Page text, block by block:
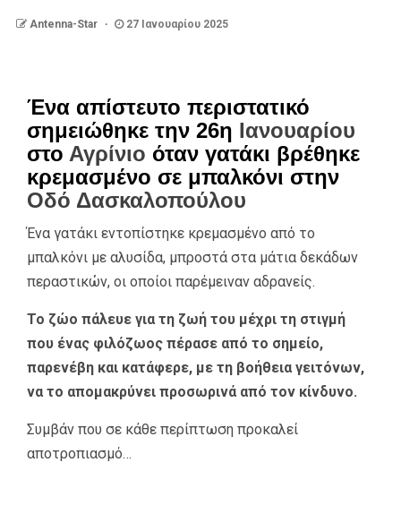
Antenna-Star 27 Ιανουαρίου 2025
Ένα απίστευτο περιστατικό
σημειώθηκε την 26η Ιανουαρίου
στο Αγρίνιο όταν γατάκι βρέθηκε
κρεμασμένο σε μπαλκόνι στην
Οδό Δασκαλοπούλου
Ένα γατάκι εντοπίστηκε κρεμασμένο από το
μπαλκόνι με αλυσίδα, μπροστά στα μάτια δεκάδων
περαστικών, οι οποίοι παρέμειναν αδρανείς.
Το ζώο πάλευε για τη ζωή του μέχρι τη στιγμή
που ένας φιλόζωος πέρασε από το σημείο,
παρενέβη και κατάφερε, με τη βοήθεια γειτόνων,
να το απομακρύνει προσωρινά από τον κίνδυνο.
Συμβάν που σε κάθε περίπτωση προκαλεί
αποτροπιασμό…